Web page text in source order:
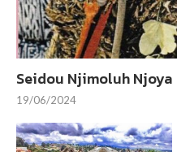
Seidou Njimoluh Njoya
19/06/2024